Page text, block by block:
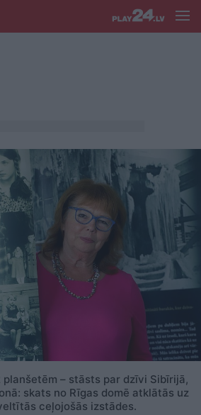
planšetēm – stāsts par dzīvi Sibīrijā,
skats no Rīgas domē atklātās uz
ceļojošās izstādes.